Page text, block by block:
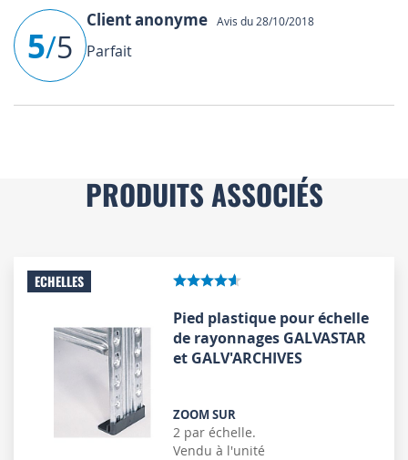
5/5
Client anonyme Avis du 28/10/2018
Parfait
PRODUITS ASSOCIÉS
ECHELLES
Pied plastique pour échelle
de rayonnages GALVASTAR
et GALV'ARCHIVES
ZOOM SUR
2 par échelle.
Vendu à l'unité